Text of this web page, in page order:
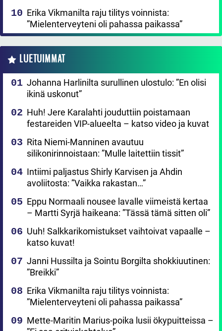
Erika Vikmanilta raju tilitys voinnista:
”Mielenterveyteni oli pahassa paikassa”
LUETUIMMAT
Johanna Harlinilta surullinen ulostulo: ”En olisi
ikinä uskonut”
Huh! Jere Karalahti jouduttiin poistamaan
festareiden VIP-alueelta – katso video ja kuvat
Rita Niemi-Manninen avautuu
silikonirinnoistaan: ”Mulle laitettiin tissit”
Intiimi paljastus Shirly Karvisen ja Ahdin
avoliitosta: ”Vaikka rakastan…”
Eppu Normaali nousee lavalle viimeistä kertaa
– Martti Syrjä haikeana: ”Tässä tämä sitten oli”
Uuh! Salkkarikomistukset vaihtoivat vapaalle –
katso kuvat!
Janni Hussilta ja Sointu Borgilta shokkiuutinen:
”Breikki”
Erika Vikmanilta raju tilitys voinnista:
”Mielenterveyteni oli pahassa paikassa”
Mette-Maritin Marius-poika lusii ökypuitteissa –